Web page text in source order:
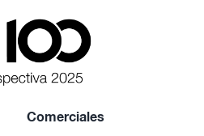
Comerciales